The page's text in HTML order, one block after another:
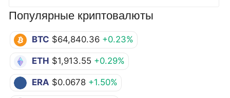
Популярные криптовалюты
BTC $64,840.36 +0.23%
ETH $1,913.55 +0.29%
ERA $0.0678 +1.50%